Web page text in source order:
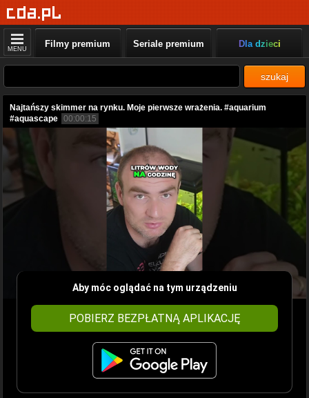
MENU Filmy premium Seriale premium Dla dzieci
szukaj
Najtańszy skimmer na rynku. Moje pierwsze wrażenia. #aquarium
#aquascape 00:00:15
Aby móc oglądać na tym urządzeniu
POBIERZ BEZPŁATNĄ APLIKACJĘ